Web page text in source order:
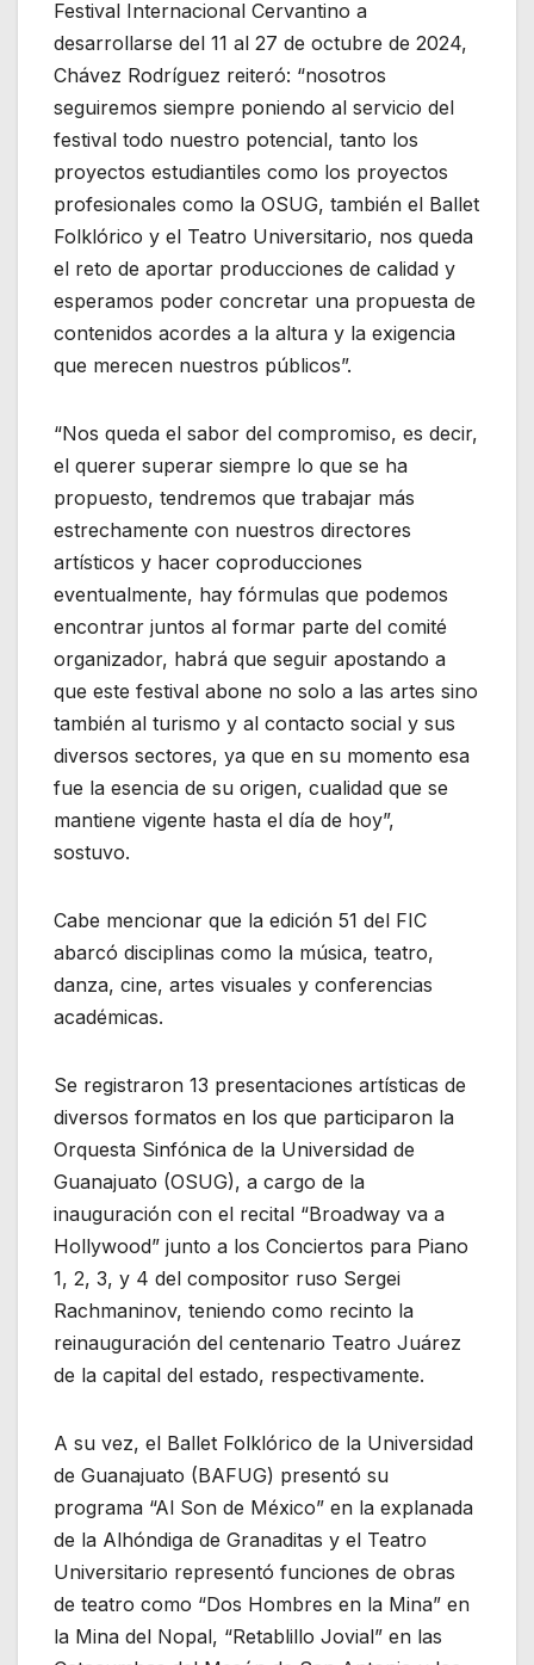
Festival Internacional Cervantino a
desarrollarse del 11 al 27 de octubre de 2024,
Chávez Rodríguez reiteró: “nosotros
seguiremos siempre poniendo al servicio del
festival todo nuestro potencial, tanto los
proyectos estudiantiles como los proyectos
profesionales como la OSUG, también el Ballet
Folklórico y el Teatro Universitario, nos queda
el reto de aportar producciones de calidad y
esperamos poder concretar una propuesta de
contenidos acordes a la altura y la exigencia
que merecen nuestros públicos”.
“Nos queda el sabor del compromiso, es decir,
el querer superar siempre lo que se ha
propuesto, tendremos que trabajar más
estrechamente con nuestros directores
artísticos y hacer coproducciones
eventualmente, hay fórmulas que podemos
encontrar juntos al formar parte del comité
organizador, habrá que seguir apostando a
que este festival abone no solo a las artes sino
también al turismo y al contacto social y sus
diversos sectores, ya que en su momento esa
fue la esencia de su origen, cualidad que se
mantiene vigente hasta el día de hoy”,
sostuvo.
Cabe mencionar que la edición 51 del FIC
abarcó disciplinas como la música, teatro,
danza, cine, artes visuales y conferencias
académicas.
Se registraron 13 presentaciones artísticas de
diversos formatos en los que participaron la
Orquesta Sinfónica de la Universidad de
Guanajuato (OSUG), a cargo de la
inauguración con el recital “Broadway va a
Hollywood” junto a los Conciertos para Piano
1, 2, 3, y 4 del compositor ruso Sergei
Rachmaninov, teniendo como recinto la
reinauguración del centenario Teatro Juárez
de la capital del estado, respectivamente.
A su vez, el Ballet Folklórico de la Universidad
de Guanajuato (BAFUG) presentó su
programa “Al Son de México” en la explanada
de la Alhóndiga de Granaditas y el Teatro
Universitario representó funciones de obras
de teatro como “Dos Hombres en la Mina” en
la Mina del Nopal, “Retablillo Jovial” en las